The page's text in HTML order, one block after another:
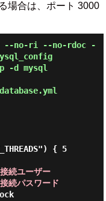
場合は、ポート 3000
--no-ri --no-rdoc -
-d mysql
続ユーザー
続パスワード